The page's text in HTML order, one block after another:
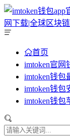
首页
imtoken官网
imtoken钱包
imtoken钱包
imtoken钱包